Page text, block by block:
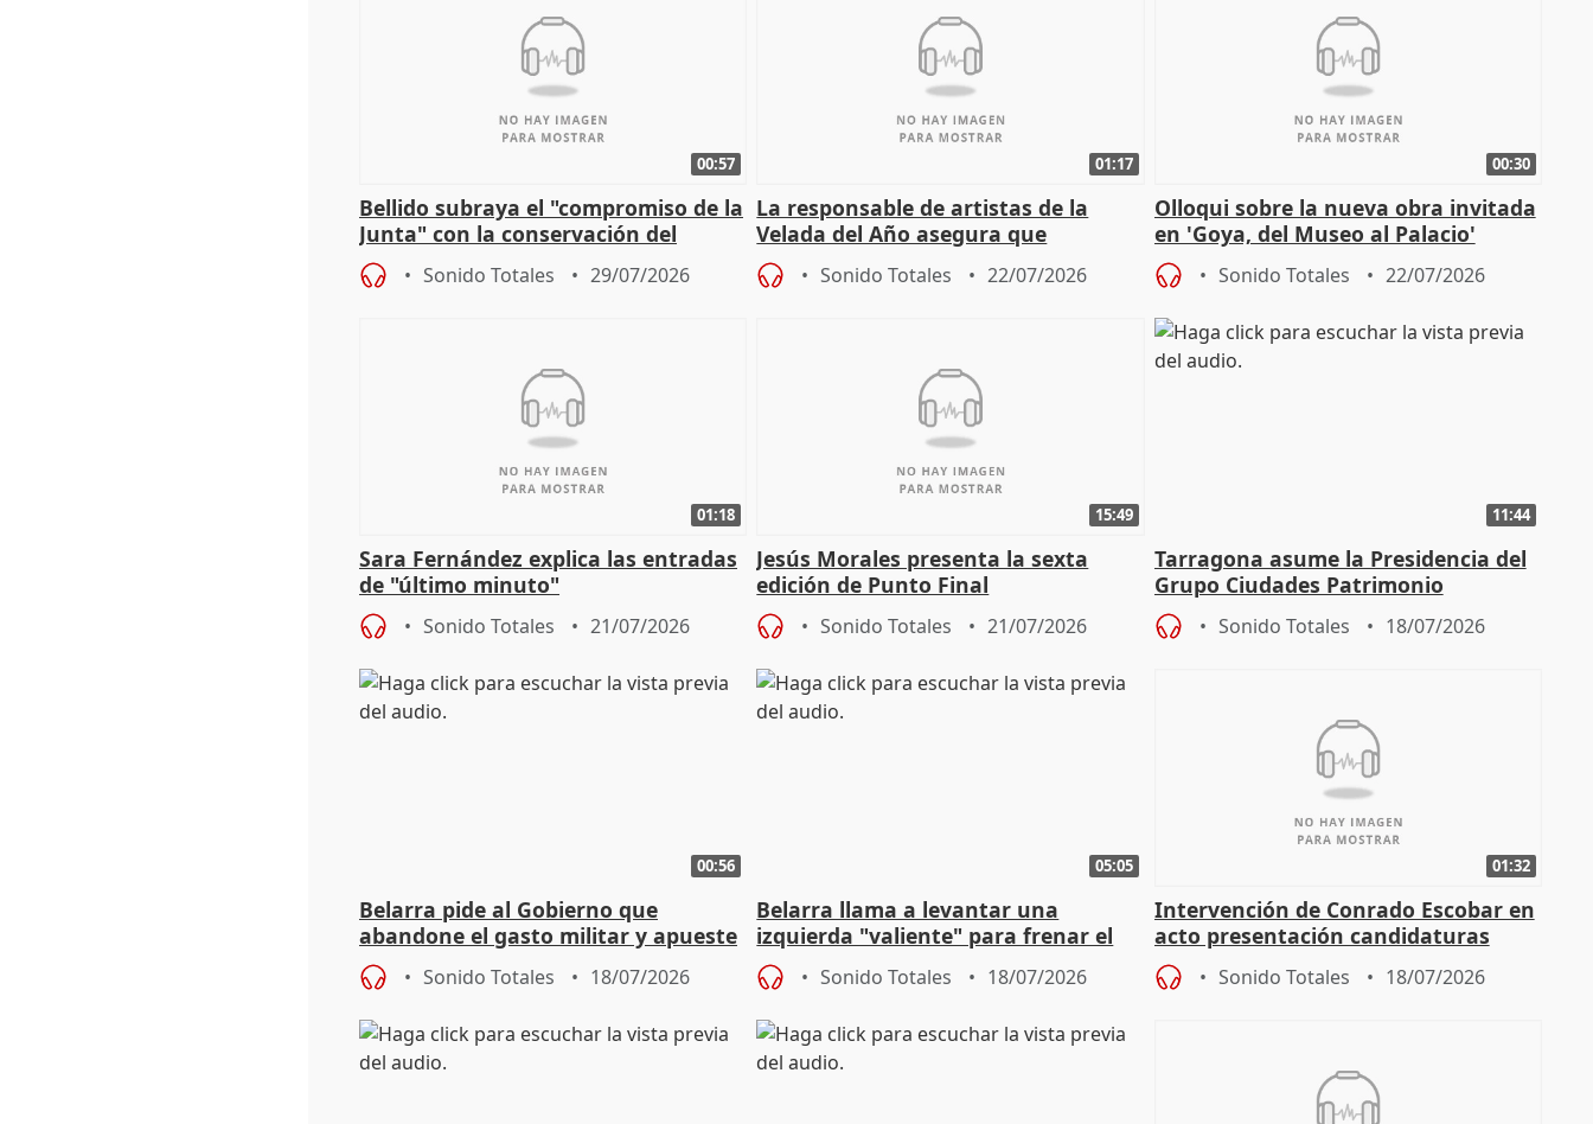
00:57
Bellido subraya el "compromiso de la
Junta" con la conservación del
patrimonio en Córdoba
Sonido Totales 29/07/2026
01:17
La responsable de artistas de la
Velada del Año asegura que
"Andalucía está muy presente" en la
cita
Sonido Totales 22/07/2026
00:30
Olloqui sobre la nueva obra invitada
en 'Goya, del Museo al Palacio'
Sonido Totales 22/07/2026
01:18
Sara Fernández explica las entradas
de "último minuto"
Sonido Totales 21/07/2026
15:49
Jesús Morales presenta la sexta
edición de Punto Final
Sonido Totales 21/07/2026
11:44
Tarragona asume la Presidencia del
Grupo Ciudades Patrimonio
Sonido Totales 18/07/2026
00:56
Belarra pide al Gobierno que
abandone el gasto militar y apueste
"de verdad" por la cultura
Sonido Totales 18/07/2026
05:05
Belarra llama a levantar una
izquierda "valiente" para frenar el
avance de la extrema derecha
Sonido Totales 18/07/2026
01:32
Intervención de Conrado Escobar en
acto presentación candidaturas
alcaldes PP para 2027
Sonido Totales 18/07/2026